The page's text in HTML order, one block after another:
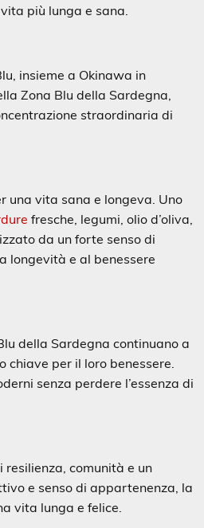
più lunga e sana.
insieme a Okinawa in
Zona Blu della Sardegna,
straordinaria di
una vita sana e longeva. Uno
fresche, legumi, olio d’oliva,
da un forte senso di
longevità e al benessere
della Sardegna continuano a
chiave per il loro benessere.
senza perdere l’essenza di
comunità e un
e senso di appartenenza, la
vita lunga e felice.